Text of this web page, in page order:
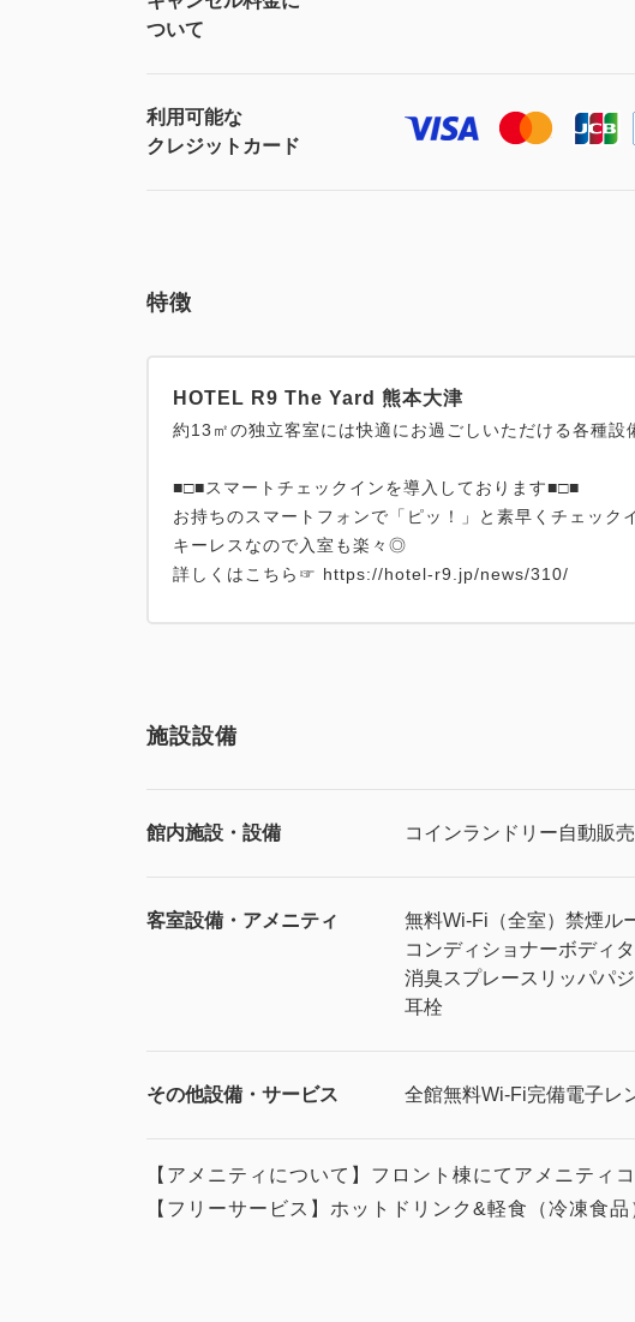
ついて
利用可能な
クレジットカード
特徴
HOTEL R9 The Yard 熊本大津
約13㎡の独立客室には快適にお過ごしいただける各種設
■□■スマートチェックインを導入しております■□■
お持ちのスマートフォンで「ピッ！」と素早くチェック
キーレスなので入室も楽々◎
詳しくはこちら☞ https://hotel-r9.jp/news/310/
施設設備
館内施設・設備 コインランドリー自動販
客室設備・アメニティ 無料Wi-Fi（全室） 禁煙ル
コンディショナーボディ
消臭スプレースリッパパ
耳栓
その他設備・サービス 全館無料Wi-Fi完備電子レ
【アメニティについて】フロント棟にてアメニティ
【フリーサービス】ホットドリンク&軽食（冷凍食